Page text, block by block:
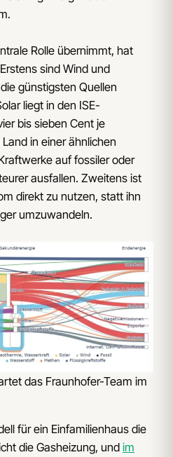
Rolle übernimmt, hat
sind Wind und
günstigsten Quellen
liegt in den ISE-
bis sieben Cent je
in einer ähnlichen
auf fossiler oder
ausfallen. Zweitens ist
direkt zu nutzen, statt ihn
umzuwandeln.
das Fraunhofer-Team im
für ein Einfamilienhaus die
die Gasheizung, und im